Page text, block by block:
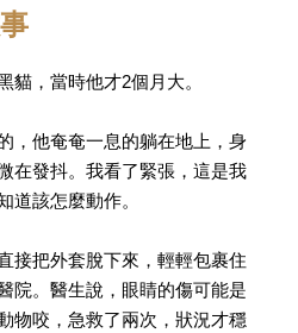
貓，當時他才2個月大。
，他奄奄一息的躺在地上，身
在發抖。我看了緊張，這是我
道該怎麼動作。
接把外套脫下來，輕輕包裹住
院。醫生說，眼睛的傷可能是
物咬，急救了兩次，狀況才穩